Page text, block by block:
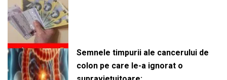
Semnele timpurii ale cancerului de
colon pe care le-a ignorat o